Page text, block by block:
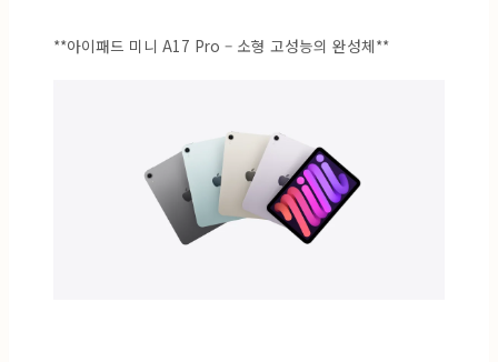
**아이패드 미니 A17 Pro – 소형 고성능의 완성체**